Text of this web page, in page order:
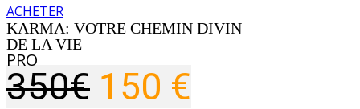
ACHETER
KARMA: VOTRE CHEMIN DIVIN
DE LA VIE
PRO
350€ 150 €